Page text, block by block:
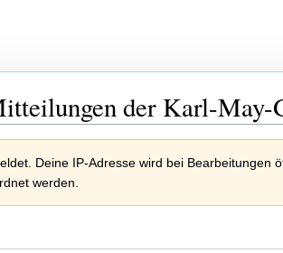
der Karl-May-
Deine IP-Adresse wird bei Bearbeitungen
werden.